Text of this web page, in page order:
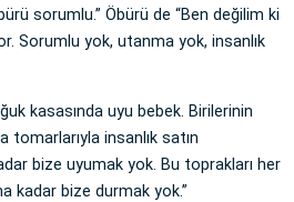
sorumlu.” Öbürü de “Ben değilim ki
Sorumlu yok, utanma yok, insanlık
kasasında uyu bebek. Birilerinin
tomarlarıyla insanlık satın
bize uyumak yok. Bu toprakları her
kadar bize durmak yok.”